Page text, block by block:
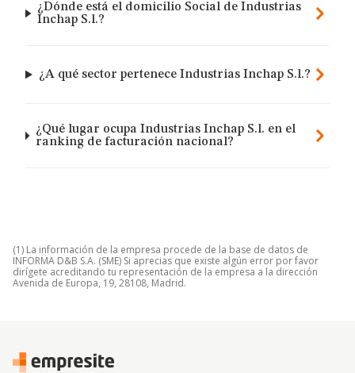
¿Dónde está el domicilio Social de Industrias
Inchap S.l.?
¿A qué sector pertenece Industrias Inchap S.l.?
¿Qué lugar ocupa Industrias Inchap S.l. en el
ranking de facturación nacional?
(1) La información de la empresa procede de la base de datos de
INFORMA D&B S.A. (SME) Si aprecias que existe algún error por favor
dirígete acreditando tu representación de la empresa a la dirección
Avenida de Europa, 19, 28108, Madrid.